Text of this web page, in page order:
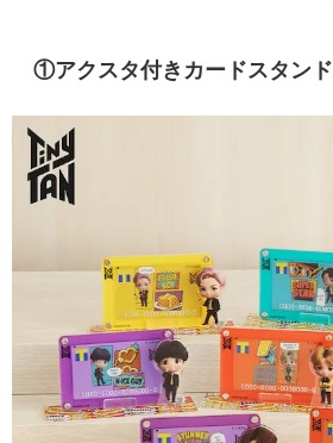
①アクスタ付きカードスタンド